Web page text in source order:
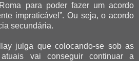
para poder fazer um acordo
impraticável”. Ou seja, o acordo
secundária.
julga que colocando-se sob as
atuais vai conseguir continuar a